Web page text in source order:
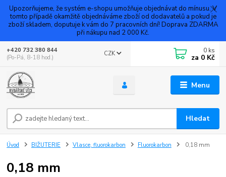
Upozorňujeme, že systém e-shopu umožňuje objednávat do mínusu. V
tomto případě okamžitě objednáváme zboží od dodavatelů a pokud je
zboží skladem, doputuje k vám do 7 pracovních dní! Doprava ZDARMA
při nákupu nad 2 000 Kč.
Menu
CZK
Hledat
+420 732 380 844
(Po-Pá, 8-18 hod.)
0 ks
za 0 Kč
Úvod BIŽUTERIE Vlasce, fluorokarbon Fluorokarbon 0,18 mm
0,18 mm